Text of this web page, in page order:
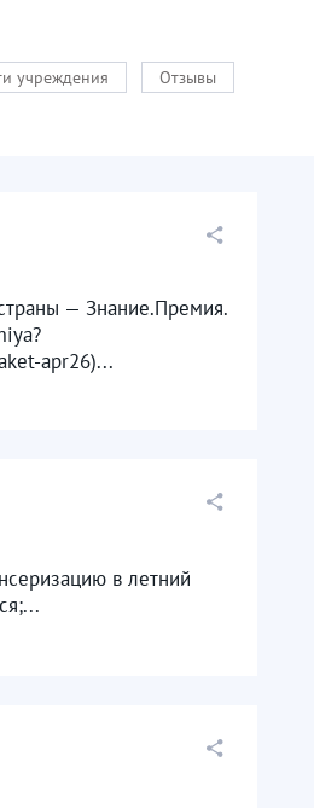
учреждения
Отзывы
— Знание.Премия.
apr26)...
в летний